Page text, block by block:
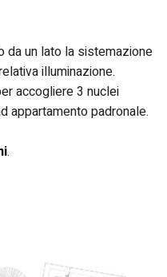
da un lato la sistemazione
illuminazione.
accogliere 3 nuclei
appartamento padronale.
.